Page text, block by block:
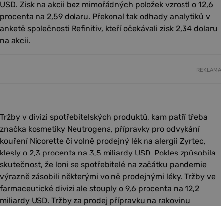
USD. Zisk na akcii bez mimořádných položek vzrostl o 12,6
procenta na 2,59 dolaru. Překonal tak odhady analytiků v
anketě společnosti Refinitiv, kteří očekávali zisk 2,34 dolaru
na akcii.
REKLAMA
Tržby v divizi spotřebitelských produktů, kam patří třeba
značka kosmetiky Neutrogena, přípravky pro odvykání
kouření Nicorette či volně prodejný lék na alergii Zyrtec,
klesly o 2,3 procenta na 3,5 miliardy USD. Pokles způsobila
skutečnost, že loni se spotřebitelé na začátku pandemie
výrazně zásobili některými volně prodejnými léky. Tržby ve
farmaceutické divizi ale stouply o 9,6 procenta na 12,2
miliardy USD. Tržby za prodej přípravku na rakovinu